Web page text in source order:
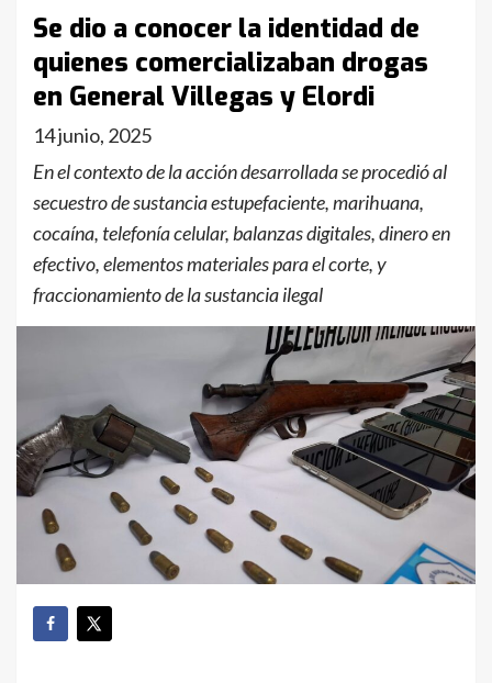
Se dio a conocer la identidad de
quienes comercializaban drogas
en General Villegas y Elordi
14 junio, 2025
En el contexto de la acción desarrollada se procedió al
secuestro de sustancia estupefaciente, marihuana,
cocaína, telefonía celular, balanzas digitales, dinero en
efectivo, elementos materiales para el corte, y
fraccionamiento de la sustancia ilegal